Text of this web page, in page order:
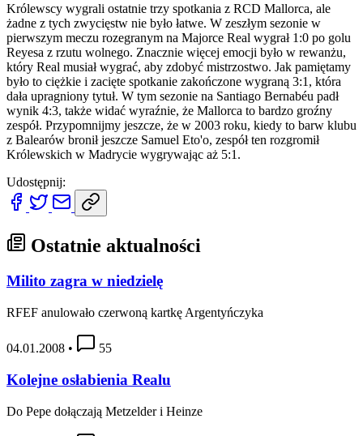
Królewscy wygrali ostatnie trzy spotkania z RCD Mallorca, ale
żadne z tych zwycięstw nie było łatwe. W zeszłym sezonie w
pierwszym meczu rozegranym na Majorce Real wygrał 1:0 po golu
Reyesa z rzutu wolnego. Znacznie więcej emocji było w rewanżu,
który Real musiał wygrać, aby zdobyć mistrzostwo. Jak pamiętamy
było to ciężkie i zacięte spotkanie zakończone wygraną 3:1, która
dała upragniony tytuł. W tym sezonie na Santiago Bernabéu padł
wynik 4:3, także widać wyraźnie, że Mallorca to bardzo groźny
zespół. Przypomnijmy jeszcze, że w 2003 roku, kiedy to barw klubu
z Balearów bronił jeszcze Samuel Eto'o, zespół ten rozgromił
Królewskich w Madrycie wygrywając aż 5:1.
Udostępnij:
Ostatnie aktualności
Milito zagra w niedzielę
RFEF anulowało czerwoną kartkę Argentyńczyka
04.01.2008 • 55
Kolejne osłabienia Realu
Do Pepe dołączają Metzelder i Heinze